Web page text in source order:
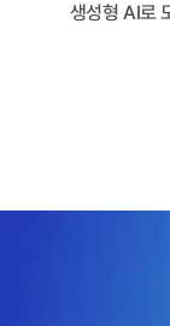
생성형 AI로